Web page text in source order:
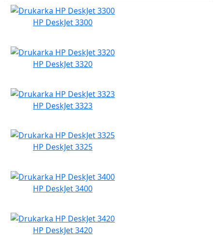
HP DeskJet 3300
HP DeskJet 3320
HP DeskJet 3323
HP DeskJet 3325
HP DeskJet 3400
HP DeskJet 3420